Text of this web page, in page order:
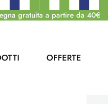
gratuita a partire da 40€
OFFERTE